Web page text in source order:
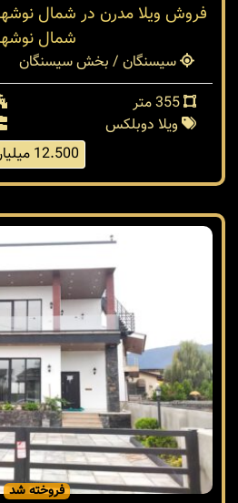
فروش ویلا مدرن در شمال
شمال
سیسنگان / بخش سیسنگان
ویلا دوبلکس
12.500 میلیارد
فروخته شد